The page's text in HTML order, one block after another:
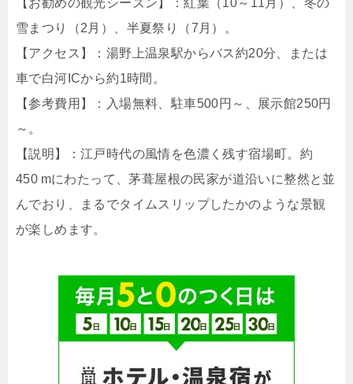
【お勧めの観光シーズン】：紅葉（10～11月）、冬の
雪まつり（2月）、半夏祭り（7月）。
【アクセス】：湯野上温泉駅からバス約20分、または
車で白河ICから約1時間。
【参考費用】：入場無料、駐車500円～、展示館250円
～。
【説明】：江戸時代の風情を色濃く残す宿場町。約
450 mにわたって、茅葺屋根の民家が道沿いに整然と並
んでおり、まるでタイムスリップしたかのような景観
が楽しめます。